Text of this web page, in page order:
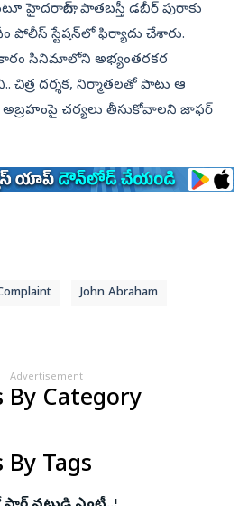
హైదరాబాద్‌, పాతబస్తీ డబీర్‌ పురాకు
పోలీస్‌ స్టేషన్‌లో ఫిర్యాదు చేశారు.
సినిమాలోని అభ్యంతరకర
చిత్ర దర్శక, నిర్మాతలతో పాటు ఆ
చర్యలు తీసుకోవాలని జాఫర్‌
John Abraham
Advertisement
By Category
By Tags